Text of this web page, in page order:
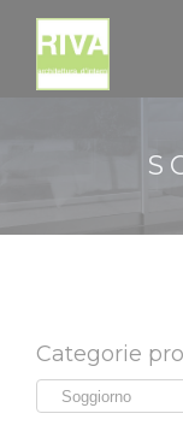
Categorie
Soggiorno